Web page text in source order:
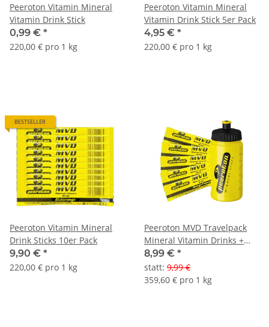
Peeroton Vitamin Mineral
Vitamin Drink Stick
0,99 € *
220,00 € pro 1 kg
Peeroton Vitamin Mineral
Vitamin Drink Stick 5er Pack
4,95 € *
220,00 € pro 1 kg
BESTSELLER
Peeroton Vitamin Mineral
Drink Sticks 10er Pack
9,90 € *
220,00 € pro 1 kg
Peeroton MVD Travelpack
Mineral Vitamin Drinks +
Trinkflasche
8,99 € *
statt: 9,99 €
359,60 € pro 1 kg